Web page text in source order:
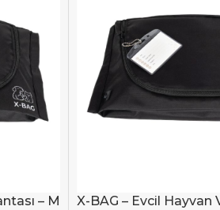
– M X-BAG – Evcil Hayvan